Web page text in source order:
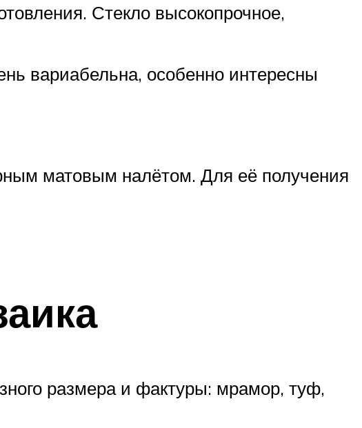
Стекло высокопрочное,
вариабельна, особенно интересны
матовым налётом. Для её получения
размера и фактуры: мрамор, туф,